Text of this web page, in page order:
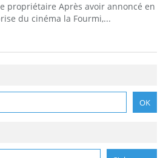
propriétaire Après avoir annoncé en
du cinéma la Fourmi,...